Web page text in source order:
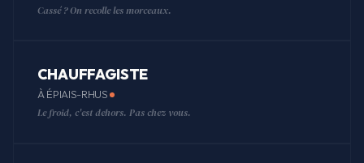
Cassé ? On recolle les morceaux.
CHAUFFAGISTE
À ÉPIAIS-RHUS
Le froid, c'est dehors. Pas chez vous.